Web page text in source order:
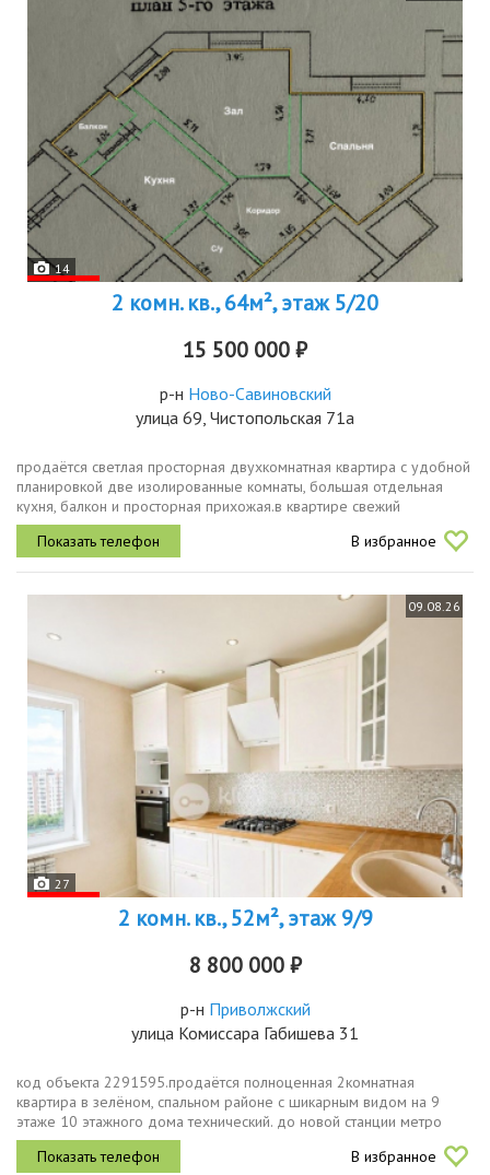
14
2 комн. кв., 64м², этаж 5/20
15 500 000 ₽
р-н Ново-Савиновский
улица 69, Чистопольская 71а
продаётся светлая просторная двухкомнатная квартира с удобной
планировкой две изолированные комнаты, большая отдельная
кухня, балкон и просторная прихожая.в квартире свежий
аккуратный ремонт в светлых оттенках можно заехать и жить без...
В избранное
09.08.26
27
2 комн. кв., 52м², этаж 9/9
8 800 000 ₽
р-н Приволжский
улица Комиссара Габишева 31
код объекта 2291595.продаётся полноценная 2комнатная
квартира в зелёном, спальном районе с шикарным видом на 9
этаже 10 этажного дома технический. до новой станции метро
около 10 минут пешком.удобная планировка две изолированные
комнаты, раздельный...
В избранное